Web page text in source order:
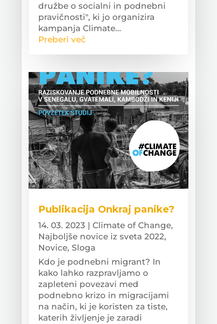
družbe o socialni in podnebni
pravičnosti", ki jo organizira
kampanja Climate...
Preberi več
Publikacija Onkraj panike?
14. 03. 2023 | Climate of Change,
Najboljše novice iz sveta 2022,
Novice, Sloga
Kdo je podnebni migrant? In
kako lahko razpravljamo o
zapleteni povezavi med
podnebno krizo in migracijami
na način, ki je koristen za tiste,
katerih življenje je zaradi